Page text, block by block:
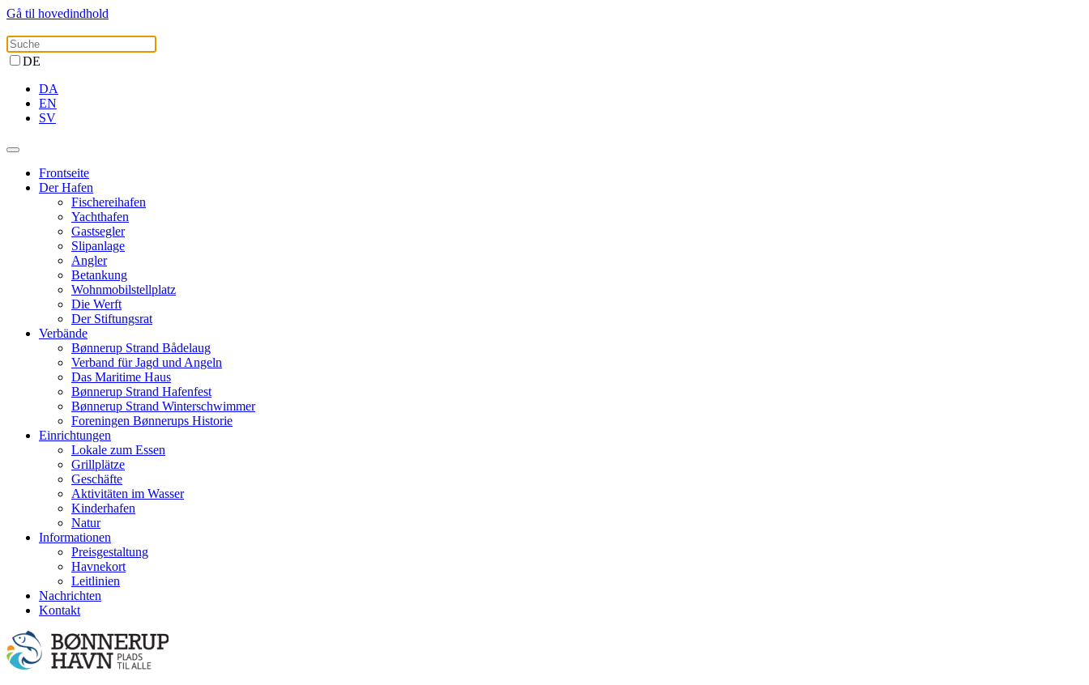
Gå til hovedindhold
DE
DA
EN
SV
Frontseite
Der Hafen
Fischereihafen
Yachthafen
Gastsegler
Slipanlage
Angler
Betankung
Wohnmobilstellplatz
Die Werft
Der Stiftungsrat
Verbände
Bønnerup Strand Bådelaug
Verband für Jagd und Angeln
Das Maritime Haus
Bønnerup Strand Hafenfest
Bønnerup Strand Winterschwimmer
Foreningen Bønnerups Historie
Einrichtungen
Lokale zum Essen
Grillplätze
Geschäfte
Aktivitäten im Wasser
Kinderhafen
Natur
Informationen
Preisgestaltung
Havnekort
Leitlinien
Nachrichten
Kontakt